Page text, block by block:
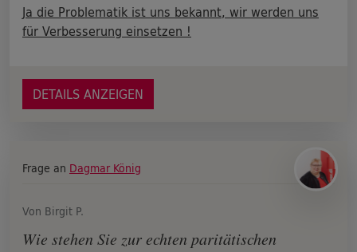
Ja die Problematik ist uns bekannt, wir werden uns
für Verbesserung einsetzen !
DETAILS ANZEIGEN
Frage an Dagmar König
Von Birgit P.
Wie stehen Sie zur echten paritätischen